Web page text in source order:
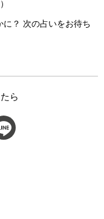
？ 次の占いをお待ち
ら